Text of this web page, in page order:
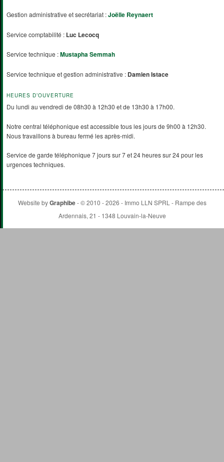
Gestion administrative et secrétariat :Joëlle Reynaert
Service comptabilité : Luc Lecocq
Service technique :Mustapha Semmah
Service technique et gestion administrative : Damien Istace
HEURES D’OUVERTURE
Du lundi au vendredi de 08h30 à 12h30 et de 13h30 à 17h00.
Notre central téléphonique est accessible tous les jours de 9h00 à 12h30.
Nous travaillons à bureau fermé les après-midi.
Service de garde téléphonique 7 jours sur 7 et 24 heures sur 24 pour les
urgences techniques.
Website byGraphibe- © 2010 - 2026 - Immo LLN SPRL - Rampe des
Ardennais, 21 - 1348 Louvain-la-Neuve